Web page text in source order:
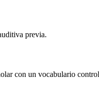
previa.
con un vocabulario